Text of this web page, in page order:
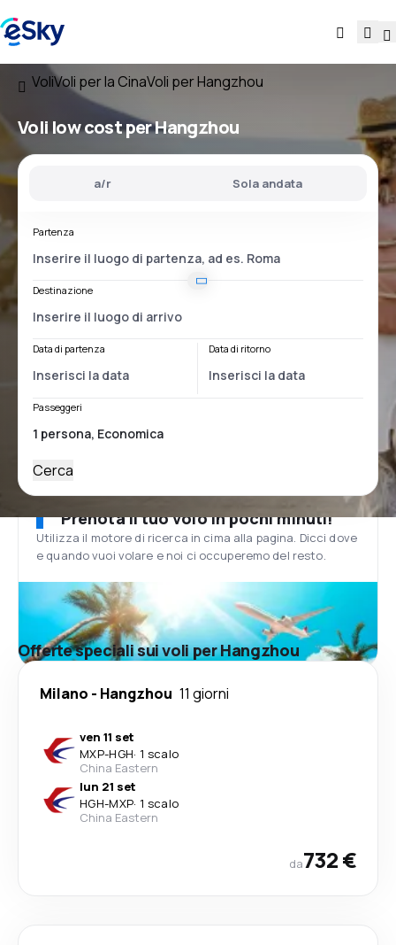
VoliVoli per la CinaVoli per Hangzhou
Voli low cost per Hangzhou
a/r Sola andata
Partenza
Destinazione
Data di partenza Data di ritorno
Passeggeri
Cerca
Prenota il tuo volo in pochi minuti!
Utilizza il motore di ricerca in cima alla pagina. Dicci dove
e quando vuoi volare e noi ci occuperemo del resto.
Offerte speciali sui voli per Hangzhou
Milano - Hangzhou 11 giorni
ven 11 set
MXP-HGH· 1 scalo
China Eastern
lun 21 set
HGH-MXP· 1 scalo
China Eastern
da732 €